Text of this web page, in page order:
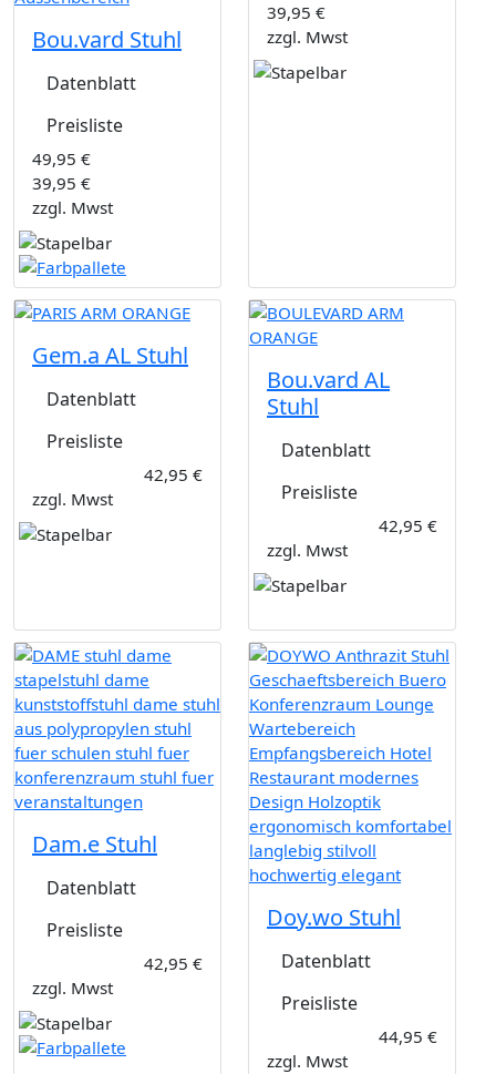
Bou.vard Stuhl
Datenblatt
Preisliste
49,95 €
39,95 €
zzgl. Mwst
39,95 €
zzgl. Mwst
Gem.a AL Stuhl
Datenblatt
Preisliste
42,95 €
zzgl. Mwst
Bou.vard AL
Stuhl
Datenblatt
Preisliste
42,95 €
zzgl. Mwst
Dam.e Stuhl
Datenblatt
Preisliste
42,95 €
zzgl. Mwst
Doy.wo Stuhl
Datenblatt
Preisliste
44,95 €
zzgl. Mwst